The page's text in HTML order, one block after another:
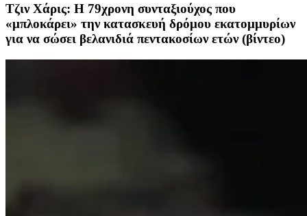
Τζιν Χάρις: Η 79χρονη συνταξιούχος που
«μπλοκάρει» την κατασκευή δρόμου εκατομμυρίων
για να σώσει βελανιδιά πεντακοσίων ετών (βίντεο)